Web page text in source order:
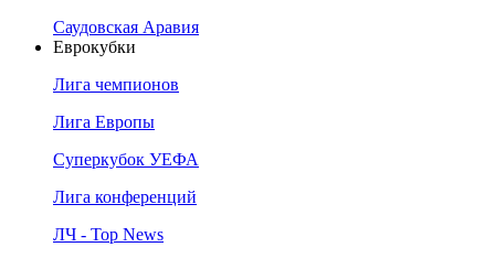
Саудовская Аравия
Еврокубки
Лига чемпионов
Лига Европы
Суперкубок УЕФА
Лига конференций
ЛЧ - Top News